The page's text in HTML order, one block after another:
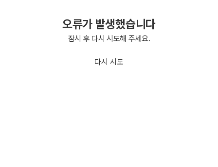
오류가 발생했습니다
잠시 후 다시 시도해 주세요.
다시 시도